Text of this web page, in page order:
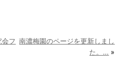
フ 南濃梅園のページを更新しまし
た。… »